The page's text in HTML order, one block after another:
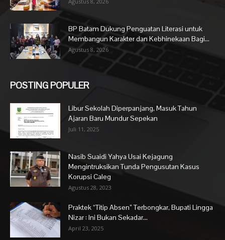
BP Batam Dukung Penguatan Literasi untuk
Membangun Karakter dan Kebhinekaan Bagi...
Agustus 8, 2026
POSTING POPULER
Libur Sekolah Diperpanjang, Masuk Tahun
Ajaran Baru Mundur Sepekan
Juli 11, 2025
Nasib Suaidi Yahya Usai Kejagung
Mengintruksikan Tunda Pengusutan Kasus
Korupsi Caleg
Agustus 28, 2023
Praktek “Titip Absen” Terbongkar, Bupati Lingga
Nizar : Ini Bukan Sekadar...
April 23, 2025